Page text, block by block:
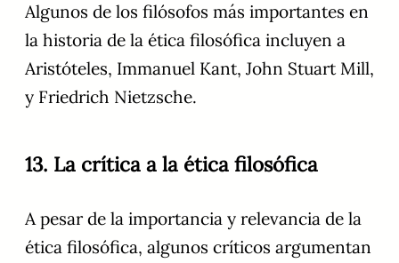
Algunos de los filósofos más importantes en
la historia de la ética filosófica incluyen a
Aristóteles, Immanuel Kant, John Stuart Mill,
y Friedrich Nietzsche.
13. La crítica a la ética filosófica
A pesar de la importancia y relevancia de la
ética filosófica, algunos críticos argumentan